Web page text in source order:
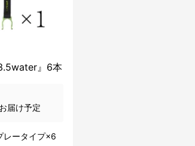
』6本
届け予定
レータイプ×6